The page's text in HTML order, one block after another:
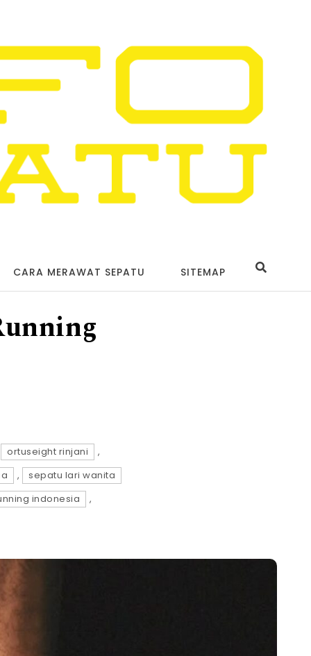
CARA MERAWAT SEPATU SITEMAP
ortuseight rinjani
,
,
sepatu lari wanita
indonesia
,